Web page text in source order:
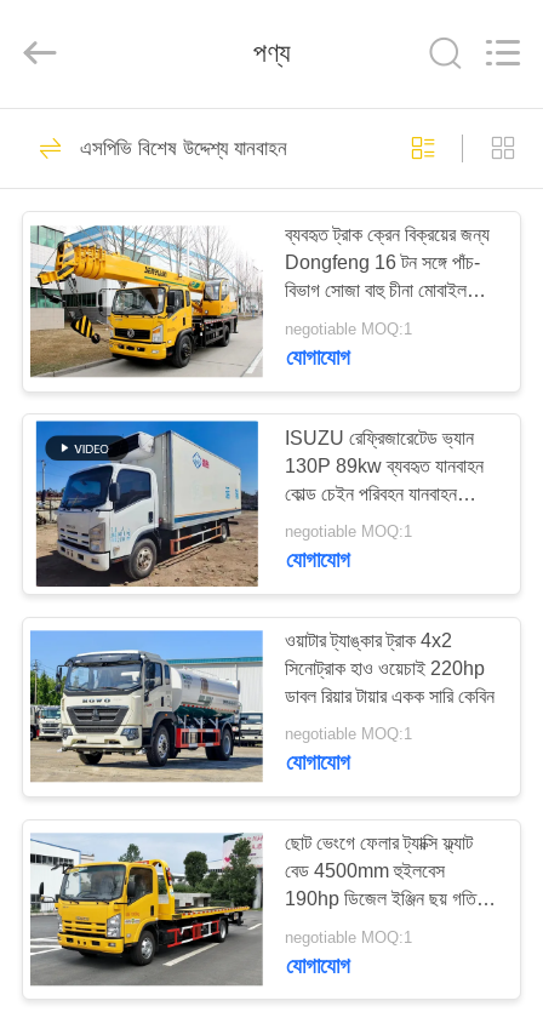
পণ্য
আমাদের
সম্পর্কে
কারখানা
ভ্রমণ
মান
নিয়ন্ত্রণ
যোগাযোগ
করুন
উদ্ধৃতির
জন্য
আবেদন
সাইট
ম্যাপ
CO.,
LTD..
Reserved.
ব্যবহৃত কোস্টার বাস
160
ব্যবহৃত Yutong বাস
908
ব্যবহৃত মিনি বাস
ব্যবহৃত ট্রাক্টর ট্রাক
189
পণ্য
এসপিভি বিশেষ উদ্দেশ্য যানবাহন
ব্যবহৃত ট্রাক ক্রেন বিক্রয়ের জন্য
Dongfeng 16 টন সঙ্গে পাঁচ-
বিভাগ সোজা বাহু চীনা মোবাইল
negotiable MOQ:1
যোগাযোগ
ISUZU রেফ্রিজারেটেড ভ্যান
130P 89kw ব্যবহৃত যানবাহন
কোল্ড চেইন পরিবহন যানবাহন
ডিজেল 98km/H
negotiable MOQ:1
যোগাযোগ
ওয়াটার ট্যাঙ্কার ট্রাক 4x2
সিনোট্রাক হাও ওয়েচাই 220hp
ডাবল রিয়ার টায়ার একক সারি কেবিন
negotiable MOQ:1
যোগাযোগ
ছোট ভেংগে ফেলার ট্যাক্সি ফ্ল্যাট
বেড 4500mm হুইলবেস
190hp ডিজেল ইঞ্জিন ছয় গতি
ম্যানুয়াল
negotiable MOQ:1
যোগাযোগ